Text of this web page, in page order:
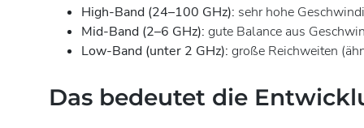
High-Band (24–100 GHz): sehr hohe
Mid-Band (2–6 GHz): gute Balance aus
Low-Band (unter 2 GHz): große Reichweiten
Das bedeutet die